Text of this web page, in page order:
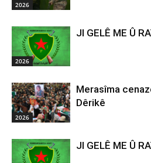
2026
2026
JI GELÊ ME Û
2026
Merasîma
Dêrikê
JI GELÊ ME Û